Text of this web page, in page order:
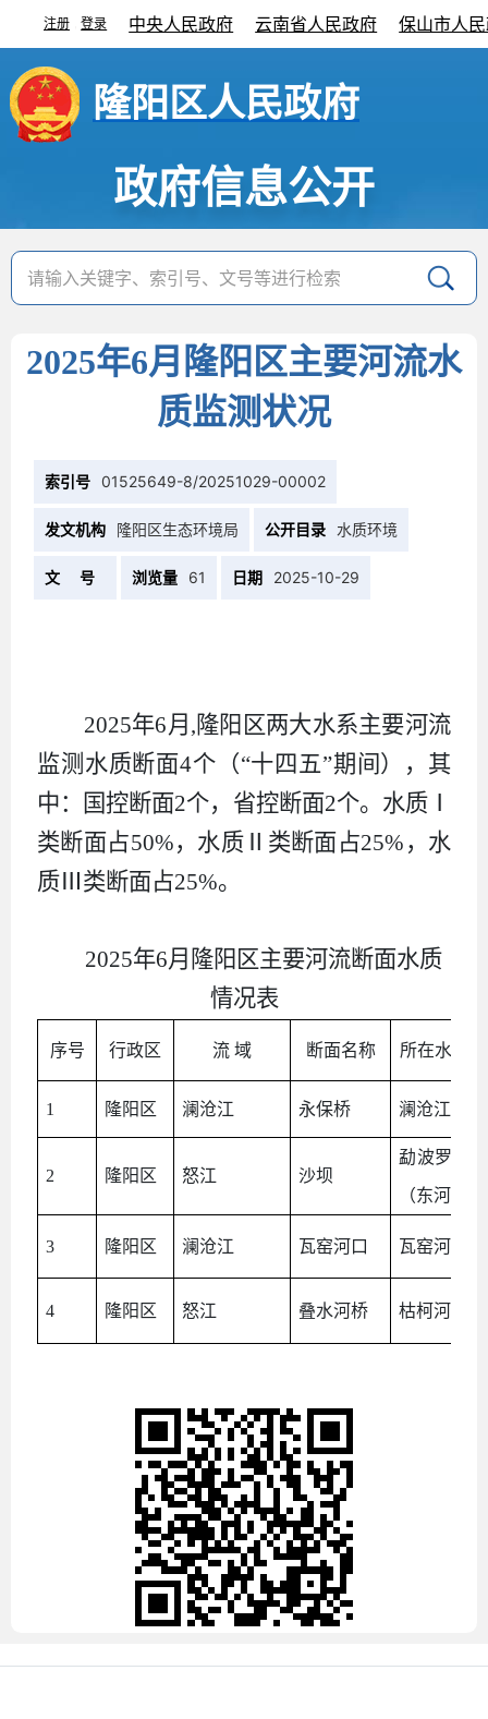
注册 登录 中央人民政府 云南省人民政府 保山市人
隆阳区人民政府
政府信息公开
2025年6月隆阳区主要河流水
质监测状况
索引号 01525649-8/20251029-00002
发文机构 隆阳区生态环境局 公开目录 水质环境
文 号 浏览量 61 日期 2025-10-29
2025年6月,隆阳区两大水系主要河流
监测水质断面4个（“十四五”期间），其
中：国控断面2个，省控断面2个。水质Ⅰ
类断面占50%，水质Ⅱ类断面占25%，水
质Ⅲ类断面占25%。
2025年6月隆阳区主要河流断面水质
情况表
序号 行政区 流 域 断面名称 所在水体
1 隆阳区 澜沧江 永保桥 澜沧江
2 隆阳区 怒江 沙坝
勐波罗河
（东河）
3 隆阳区 澜沧江 瓦窑河口 瓦窑河
4 隆阳区 怒江 叠水河桥 枯柯河